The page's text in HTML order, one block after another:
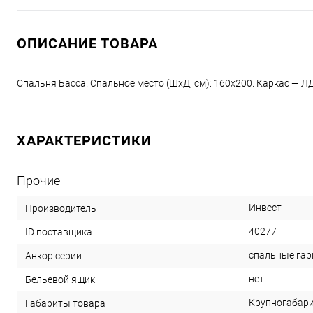
ОПИСАНИЕ ТОВАРА
Спальня Басса. Спальное место (ШхД, см): 160х200. Каркас —
ХАРАКТЕРИСТИКИ
Прочие
Производитель Инвест
ID поставщика 40277
Анкор серии спальные
Бельевой ящик нет
Габариты товара